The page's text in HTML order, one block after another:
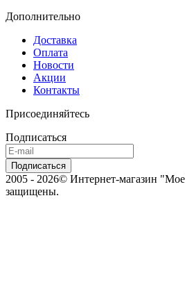
Дополнительно
Доставка
Оплата
Новости
Акции
Контакты
Присоединяйтесь
Подписаться
2005 - 2026© Интернет-магазин
защищены.